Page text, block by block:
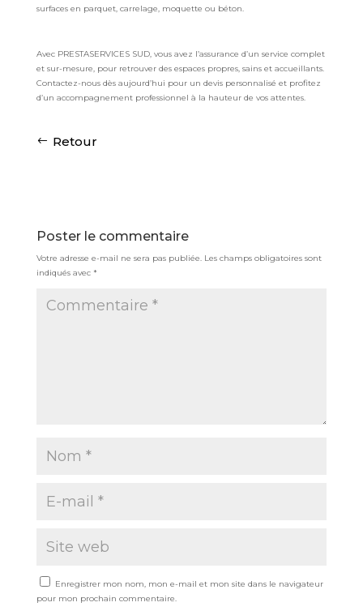
surfaces en parquet, carrelage, moquette ou béton.
Avec PRESTASERVICES SUD, vous avez l’assurance d’un service complet
et sur-mesure, pour retrouver des espaces propres, sains et accueillants.
Contactez-nous dès aujourd’hui pour un devis personnalisé et profitez
d’un accompagnement professionnel à la hauteur de vos attentes.
Retour
Poster le commentaire
Votre adresse e-mail ne sera pas publiée. Les champs obligatoires sont
indiqués avec *
Enregistrer mon nom, mon e-mail et mon site dans le navigateur
pour mon prochain commentaire.